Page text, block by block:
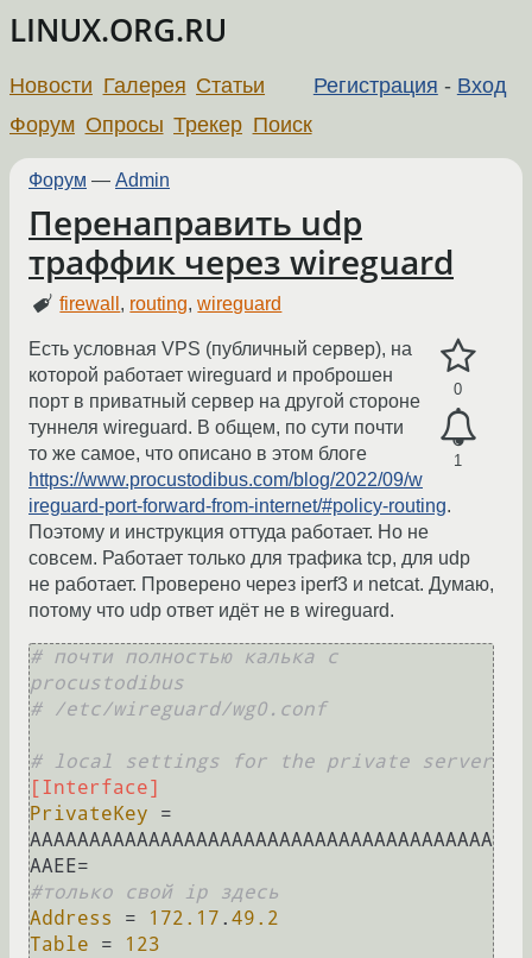
LINUX.ORG.RU
Регистрация - Вход
Новости Галерея Статьи
Форум Опросы Трекер Поиск
Форум — Admin
Перенаправить udp
траффик через wireguard
firewall , routing,wireguard
0
1
Есть условная VPS (публичный сервер), на
которой работает wireguard и проброшен
порт в приватный сервер на другой стороне
туннеля wireguard. В общем, по сути почти
то же самое, что описано в этом блоге
https://www.procustodibus.com/blog/2022/09/w
ireguard-port-forward-from-internet/#policy-routing.
Поэтому и инструкция оттуда работает. Но не
совсем. Работает только для трафика tcp, для udp
не работает. Проверено через iperf3 и netcat. Думаю,
потому что udp ответ идёт не в wireguard.
# почти полностью калька с
procustodibus
# /etc/wireguard/wg0.conf
# local settings for the private server
[Interface]
PrivateKey =
AAAAAAAAAAAAAAAAAAAAAAAAAAAAAAAAAAAAAAA
#только свой ip здесь
Address
= 172.17 . 49.2
Table =
123